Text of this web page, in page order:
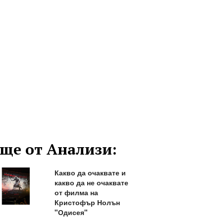
от Анализи:
Какво да очаквате и
какво да не очаквате
от филма на
Кристофър Нолън
"Одисея"